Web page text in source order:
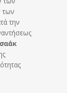
των
την